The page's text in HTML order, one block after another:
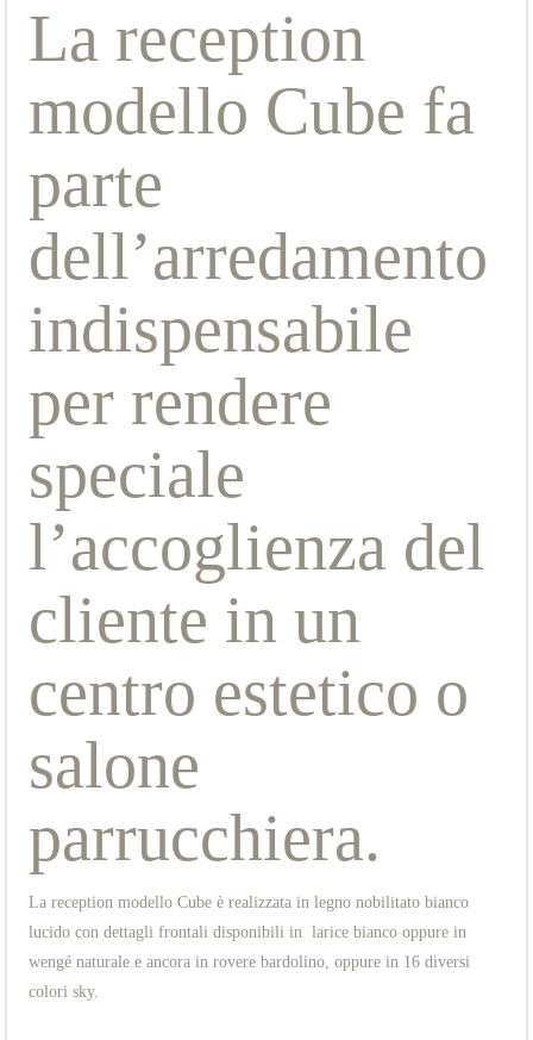
La reception
modello Cube fa
parte
dell’arredamento
indispensabile
per rendere
speciale
l’accoglienza del
cliente in un
centro estetico o
salone
parrucchiera.
La reception modello Cube è realizzata in legno nobilitato bianco
lucido con dettagli frontali disponibili in larice bianco oppure in
wengé naturale e ancora in rovere bardolino, oppure in 16 diversi
colori sky.